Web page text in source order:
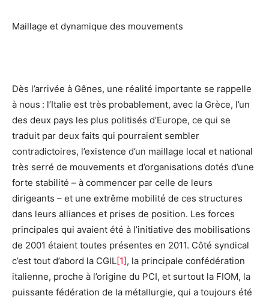
Maillage et dynamique des mouvements
Dès l’arrivée à Gênes, une réalité importante se rappelle
à nous : l’Italie est très probablement, avec la Grèce, l’un
des deux pays les plus politisés d’Europe, ce qui se
traduit par deux faits qui pourraient sembler
contradictoires, l’existence d’un maillage local et national
très serré de mouvements et d’organisations dotés d’une
forte stabilité – à commencer par celle de leurs
dirigeants – et une extrême mobilité de ces structures
dans leurs alliances et prises de position. Les forces
principales qui avaient été à l’initiative des mobilisations
de 2001 étaient toutes présentes en 2011. Côté syndical
c’est tout d’abord la CGIL[1], la principale confédération
italienne, proche à l’origine du PCI, et surtout la FIOM, la
puissante fédération de la métallurgie, qui a toujours été